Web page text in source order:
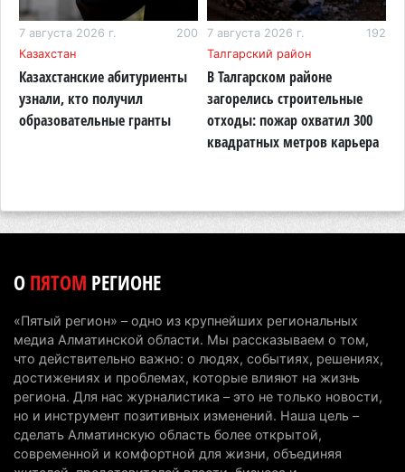
последнее слово
6 августа 2026 г. 17:04 153
Проезд по БАКАД резко подорожал: в
Алматинской области начали действовать новые
тарифы
218
первоклассников начнут учить искусственному
6 августа 2026 г. 10:47
Казахстанцы назвали доход, при котором не
считают себя бедными
6 августа 2026 г. 09:52 164
Пожар в Аксайском ущелье под Алматы
7 августа 2026 г.
200
Казахстан
Казахстанские абитуриенты
узнали, кто получил
образовательные гранты
7 августа 2026 г.
192
Талгарский район
В Талгарском районе
загорелись строительные
отходы: пожар охватил 300
квадратных метров карьера
ОПЯТОМ РЕГИОНЕ
«Пятый регион» – одно из крупнейших региональных
медиа Алматинской области. Мы рассказываем о том,
что действительно важно: о людях, событиях, решениях,
достижениях и проблемах, которые влияют на жизнь
региона. Для нас журналистика – это не только новости,
но и инструмент позитивных изменений. Наша цель –
сделать Алматинскую область более открытой,
современной и комфортной для жизни, объединяя